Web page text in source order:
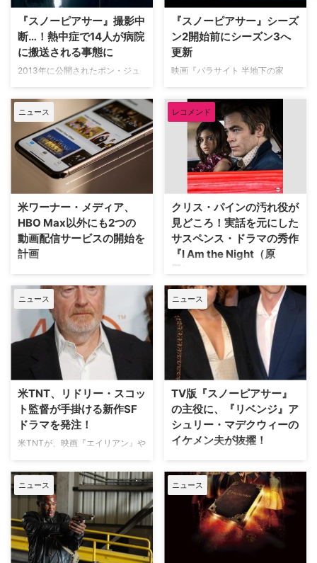
る。 ファイナルシーズンはお蔵
入りに… 2020年から放送開始し
たSFアクションドラマ『スノー
ピアサー』。ジュノ監督が製作総
コネリー（『トップガン マーヴ
ェリック』）、ダヴィード・ディ
グス（『セントラ …
『スノーピアサー』撮影中
断…！熱中症で14人が病院
に搬送される事態に
2013年に公開されたポン・ジュ
家族』）による同名映画をドラマ
化した、米TNTのSFサスペンス
ドラマ『スノーピアサー』。その
ファイナルとなるシーズン4の撮
影で14人が熱中症になり、病院
へ搬送される事態となっていたこ
とが明らかになった。米
Deadlineが報じている。 真夏に
厚手の衣装で撮影… 『スノーピア
サー』は、寒冷化により世界が凍
てつく荒地となった後、残された
人類を運ぶ巨大列車で人々が繰り
温が35度に達することもあ …
『スノーピアサー』シーズ
ン2開始前にシーズン3へ
更新
映画『パラサイト 半地下の家
した韓国出身のポン・ジュノ監督
が2013年にメガホンを執った映
画『スノーピアサー』の同名ドラ
マ版がシーズン2の放送開始前
に、シーズン3への更新が決まっ
た。米TV Lineらが報じている。
1982年に発表されたフランスの
グラフィック・ノベル「Le
Transpe…
ニュース
米ワーナー・メディア、
HBO Max以外にも2つの
動画配信サービスの開始を
計画
アメリカの大手メディア企業
WarnerMediaは、現在動画配信
サービス「HBO Max」を運営し
ているが、今後さらにファンの
方々に楽しんでもらうため、新た
なサービスの展開を目指している
という。米CBRが伝えた。 米
The Informationによると、同社
ービスの開始を検討していると
の…
レコメンド
クリス・パインの汚れ役が
見どころ！実話を元にした
サスペンス・ドラマの秀作
『I Am the Night（原
題）』
去年の暮れに『I Am the
Night（原題）』の予告編を初め
て見たときは劇場用映画だと思っ
たものだ。映画『ワンダーウーマ
ン』の監督パティ・ジェンキンス
と、ワンダーウーマンの恋のお相
手スティーブを演じたクリス・パ
インのコラボ作だ。ところがであ
る。これがTVシリーズで、それ
もクリスが汚れ役を演じるという
ではないか！ …
ニュース
米TNT、リドリー・スコッ
ト監督が手掛ける新作SF
ドラマを発注！
米TNTが、映画『エイリアン』や
ホンを取ったリドリー・スコット
監督が手掛ける新作SFドラマ
『Raised by Wolves（原題）』
を発注したことが明らかとなっ
た。米Varietyが報じている。
【関連記事】『グッド・ワイフ』
スピンオフ『The Good Fight』
ニュース
TV版『スノーピアサー』
の主役に、『リベンジ』ア
シュリー・マデクウィーの
イケメン夫が抜擢！
『オクジャ／okja』のポン・ジュ
ノが監督を務め、クリス・エヴァ
ンス（『キャプテン・アメリカ』
シリーズ）が主演したSF映画
『スノーピアサー』。本作のドラ
マ版の製作が米TNTにて進んでい
ることは当サイトでもお伝えして
ニュース ニュース